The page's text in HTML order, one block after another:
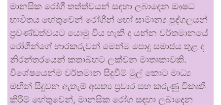
මානසික රෝගී තත්ත්වයන් සඳහා ලබාදෙන ඖෂධ
භාවිතය හේතුවෙන් රෝගීන් හෝ සාමාන්‍ය පුද්ගලයන්
ප්‍රචණ්ඩත්වයට යොමු විය හැකි ද යන්න වර්තමානයේ
රෝගීන්ගේ භාරකරුවන් මෙන්ම පොදු සමාජය තුළ ද
නිරන්තරයෙන් කතාබහට ලක්වන මාතෘකාවකි.
විශේෂයෙන්ම වර්තමාන සිදුවීම් මුල් කොට මාධ්‍ය
මඟින් සිදුවන ඇතැම් අසත්‍ය ප්‍රචාර සහ කරුණු විකෘති
කිරීම් හේතුවෙන්, මානසික රෝග සඳහා ලබාදෙන